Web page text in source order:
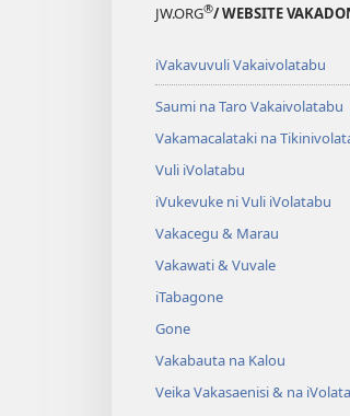
JW.ORG®/ WEBSITE
iVakavuvuli Vakaivolatabu
Saumi na Taro Vakaivolatabu
Vakamacalataki na
Vuli iVolatabu
iVukevuke ni Vuli iVolatabu
Vakacegu & Marau
Vakawati & Vuvale
iTabagone
Gone
Vakabauta na Kalou
Veika Vakasaenisi & na